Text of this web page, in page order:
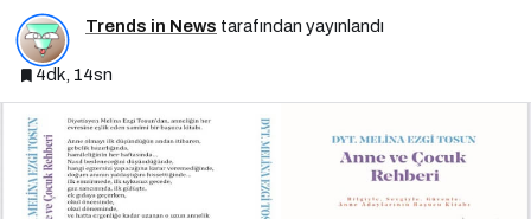
Trends in News tarafından yayınlandı
4dk, 14sn